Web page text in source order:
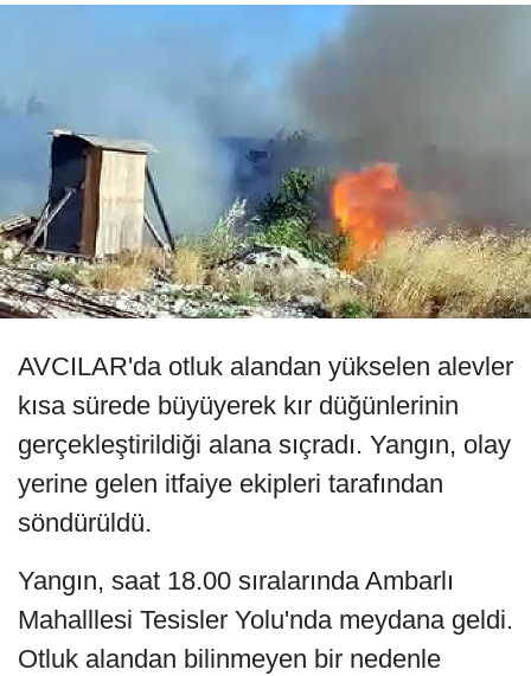
AVCILAR'da otluk alandan yükselen alevler
kısa sürede büyüyerek kır düğünlerinin
gerçekleştirildiği alana sıçradı. Yangın, olay
yerine gelen itfaiye ekipleri tarafından
söndürüldü.
Yangın, saat 18.00 sıralarında Ambarlı
Mahalllesi Tesisler Yolu'nda meydana geldi.
Otluk alandan bilinmeyen bir nedenle